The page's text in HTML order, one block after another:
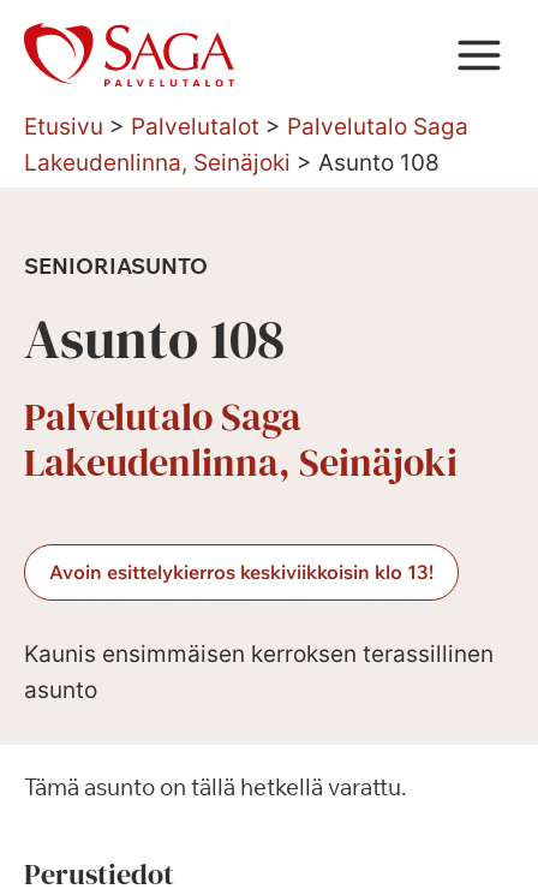
Siirry
sisältöön
Etusivu > Palvelutalot > Palvelutalo Saga
Lakeudenlinna, Seinäjoki > Asunto 108
SENIORIASUNTO
Asunto 108
Palvelutalo Saga
Lakeudenlinna, Seinäjoki
Avoin esittelykierros keskiviikkoisin klo 13!
Kaunis ensimmäisen kerroksen terassillinen
asunto
Tämä asunto on tällä hetkellä varattu.
Perustiedot